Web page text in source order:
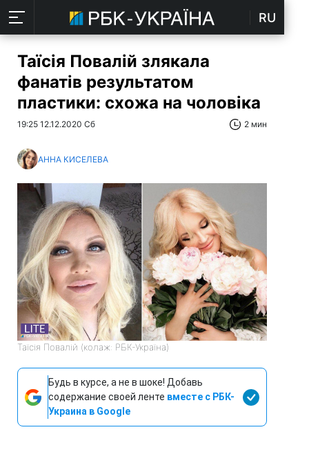
RU
Таїсія Повалій злякала
фанатів результатом
пластики: схожа на чоловіка
19:25 12.12.2020 Сб 2 мин
АННА КИСЕЛЕВА
Таїсія Повалій (колаж: РБК-Україна)
Будь в курсе, а не в шоке! Добавь
содержание своей ленте вместе с РБК-
Украина в Google